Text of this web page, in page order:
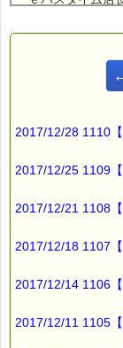
■ｅパスタイム
【「一人ぼっち」
不健康になりや
研究結果がある
健康のために
スポーツクラブ
2017/12/28 1110
2017/12/25 1109
2017/12/21 1108
2017/12/18 1107
2017/12/14 1106
2017/12/11 1105